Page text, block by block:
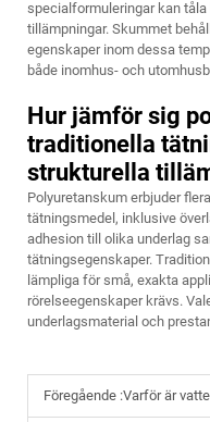
specialformuleringar kan
tillämpningar. Skummet
egenskaper inom dessa
både inomhus- och
Hur jämför sig
traditionella
strukturella
Polyuretanskum erbjuder
tätningsmedel, inklusive
adhesion till olika underlag
tätningsegenskaper.
lämpliga för små, exakta
rörelseegenskaper krävs.
underlagsmaterial och
Föregående :Varför är